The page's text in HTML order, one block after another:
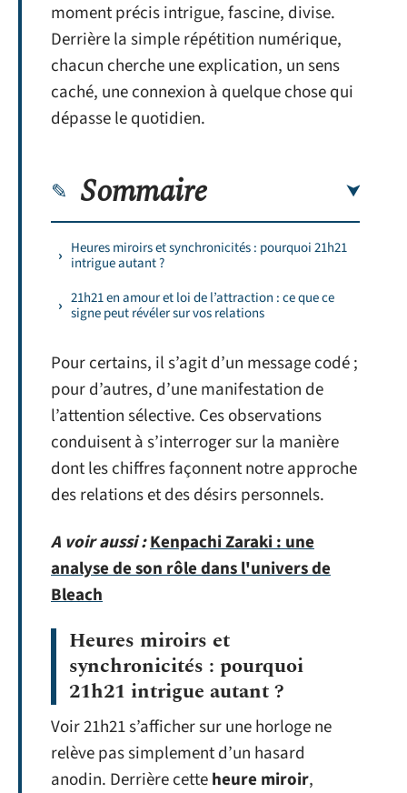
moment précis intrigue, fascine, divise.
Derrière la simple répétition numérique,
chacun cherche une explication, un sens
caché, une connexion à quelque chose qui
dépasse le quotidien.
Sommaire
Heures miroirs et synchronicités : pourquoi 21h21
intrigue autant ?
21h21 en amour et loi de l’attraction : ce que ce
signe peut révéler sur vos relations
Pour certains, il s’agit d’un message codé ;
pour d’autres, d’une manifestation de
l’attention sélective. Ces observations
conduisent à s’interroger sur la manière
dont les chiffres façonnent notre approche
des relations et des désirs personnels.
A voir aussi :Kenpachi Zaraki : une
analyse de son rôle dans l'univers de
Bleach
Heures miroirs et
synchronicités : pourquoi
21h21 intrigue autant ?
Voir 21h21 s’afficher sur une horloge ne
relève pas simplement d’un hasard
anodin. Derrière cetteheure miroir,